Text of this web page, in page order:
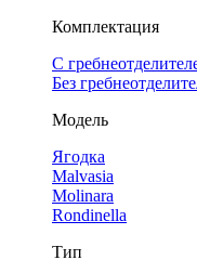
Комплектация
С
Без
Модель
Ягодка
Malvasia
Molinara
Rondinella
Тип